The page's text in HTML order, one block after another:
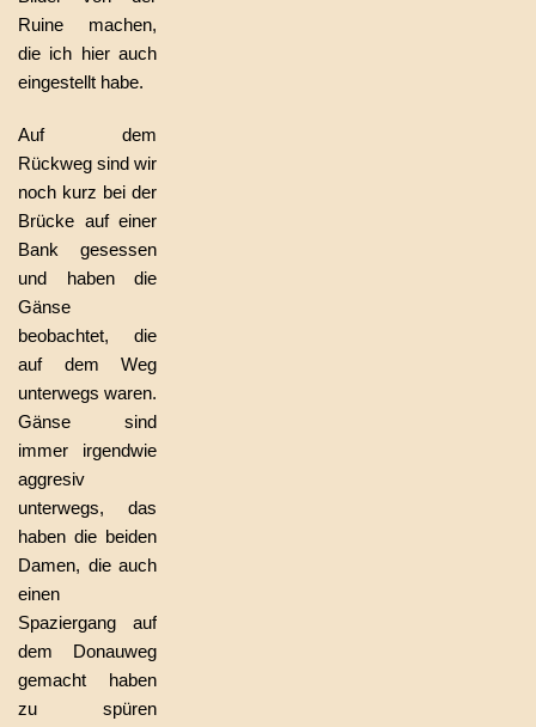
Ruine machen,
die ich hier auch
eingestellt habe.
Auf dem
Rückweg sind wir
noch kurz bei der
Brücke auf einer
Bank gesessen
und haben die
Gänse
beobachtet, die
auf dem Weg
unterwegs waren.
Gänse sind
immer irgendwie
aggresiv
unterwegs, das
haben die beiden
Damen, die auch
einen
Spaziergang auf
dem Donauweg
gemacht haben
zu spüren